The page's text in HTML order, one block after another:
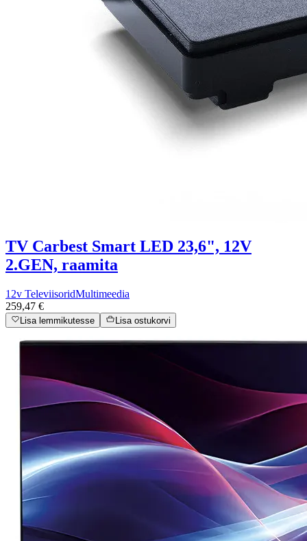
TV Carbest Smart LED 23,6", 12V
2.GEN, raamita
12v TeleviisoridMultimeedia
259,47 €
Lisa lemmikutesse Lisa ostukorvi